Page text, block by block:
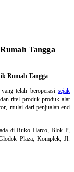
Tangga
Rumah Tangga
telah beroperasisejak
ritel produk-produk alat
mulai dari penjualan end
di Ruko Harco, Blok P,
Plaza, Komplek, Jl.